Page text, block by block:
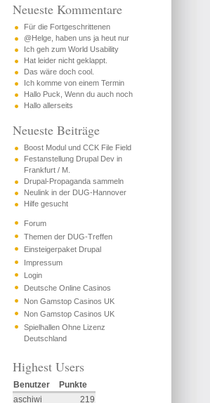
Neueste Kommentare
Für die Fortgeschrittenen
@Helge, haben uns ja heut nur
Ich geh zum World Usability
Hat leider nicht geklappt.
Das wäre doch cool.
Ich komme von einem Termin
Hallo Puck, Wenn du auch noch
Hallo allerseits
Neueste Beiträge
Boost Modul und CCK File Field
Festanstellung Drupal Dev in
Frankfurt / M.
Drupal-Propaganda sammeln
Neulink in der DUG-Hannover
Hilfe gesucht
Forum
Themen der DUG-Treffen
Einsteigerpaket Drupal
Impressum
Login
Deutsche Online Casinos
Non Gamstop Casinos UK
Non Gamstop Casinos UK
Spielhallen Ohne Lizenz
Deutschland
Highest Users
Benutzer
Punkte
aschiwi
219